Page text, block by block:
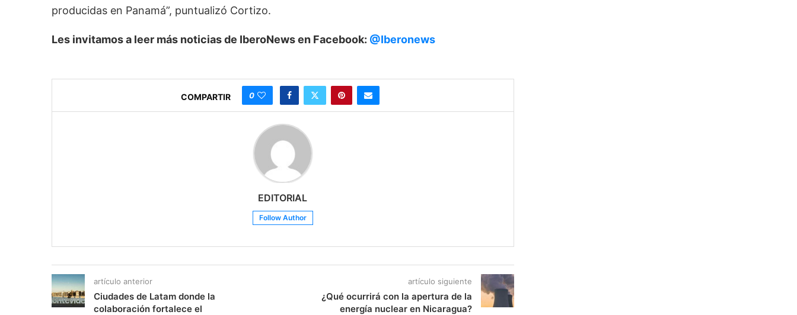
producidas en Panamá”, puntualizó Cortizo.
Les invitamos a leer más noticias de IberoNews en Facebook: @Iberonews
COMPARTIR 0
EDITORIAL
Follow Author
artículo anterior
Ciudades de Latam donde la
colaboración fortalece el
artículo siguiente
¿Qué ocurrirá con la apertura de la
energía nuclear en Nicaragua?